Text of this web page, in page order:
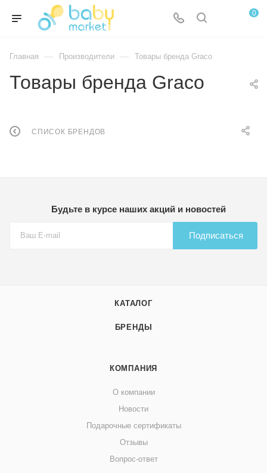
0
Главная — Производители — Товары бренда Graco
Товары бренда Graco
СПИСОК БРЕНДОВ
Будьте в курсе наших акций и новостей
Подписаться
КАТАЛОГ
БРЕНДЫ
КОМПАНИЯ
О компании
Новости
Подарочные сертификаты
Отзывы
Вопрос-ответ